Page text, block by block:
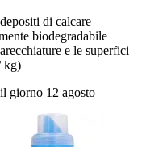
di calcare
biodegradabile
e le superfici
kg)
giorno 12 agosto